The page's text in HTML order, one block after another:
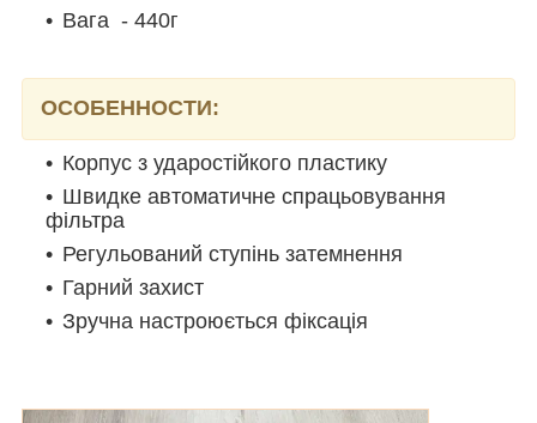
Вага - 440г
ОСОБЕННОСТИ:
Корпус з ударостійкого пластику
Швидке автоматичне спрацьовування
фільтра
Регульований ступінь затемнення
Гарний захист
Зручна настроюється фіксація